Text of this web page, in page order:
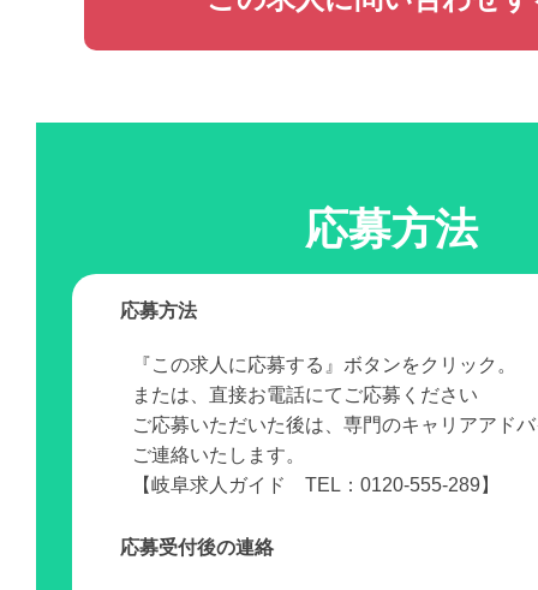
応募方法
応募方法
『この求人に応募する』ボタンをクリック。
または、直接お電話にてご応募ください
ご応募いただいた後は、専門のキャリアアド
ご連絡いたします。
【岐阜求人ガイド TEL：0120-555-289】
応募受付後の連絡